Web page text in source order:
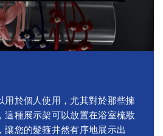
用於個人使用，尤其對於那些擁
這種展示架可以放置在浴室梳妝
讓您的髮箍井然有序地展示出